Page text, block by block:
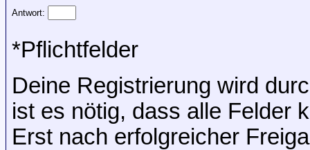
Antwort:
*Pflichtfelder
Deine Registrierung wird
ist es nötig, dass alle Felder
Erst nach erfolgreicher